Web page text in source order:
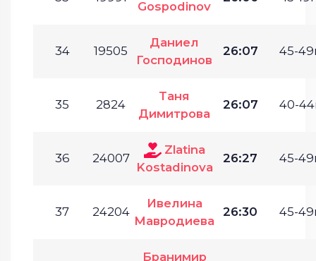
Gospodinov
34 19505
Даниел
Господинов
26:07 45-
35 2824
Таня
Димитрова
26:07 40-
36 24007
Zlatina
Kostadinova
26:27 45-
37 24204
Ивелина
Мавродиева
26:30 45-
Бранимир